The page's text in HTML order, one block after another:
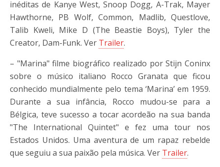
inéditas de Kanye West, Snoop Dogg, A-Trak, Mayer
Hawthorne, PB Wolf, Common, Madlib, Questlove,
Talib Kweli, Mike D (The Beastie Boys), Tyler the
Creator, Dam-Funk. Ver Trailer.
– "Marina" filme biográfico realizado por Stijn Coninx
sobre o músico italiano Rocco Granata que ficou
conhecido mundialmente pelo tema ‘Marina’ em 1959.
Durante a sua infância, Rocco mudou-se para a
Bélgica, teve sucesso a tocar acordeão na sua banda
"The International Quintet" e fez uma tour nos
Estados Unidos. Uma aventura de um rapaz rebelde
que seguiu a sua paixão pela música. Ver Trailer.